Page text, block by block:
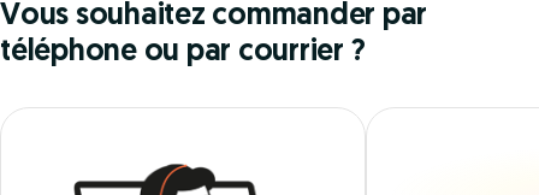
Vous souhaitez commander par
téléphone ou par courrier ?